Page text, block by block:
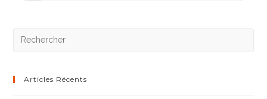
Articles Récents